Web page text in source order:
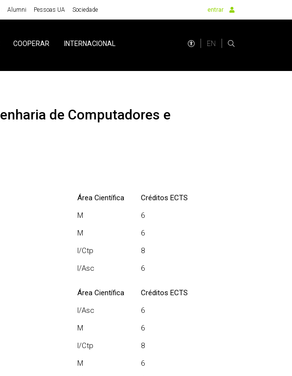
Alumni Pessoas UA Sociedade entrar
COOPERAR INTERNACIONAL EN
Área Científica
Créditos ECTS
M
6
M
6
I/Ctp
8
I/Asc 6
Área Científica
Créditos ECTS
I/Asc
6
M
6
I/Ctp
8
M
6